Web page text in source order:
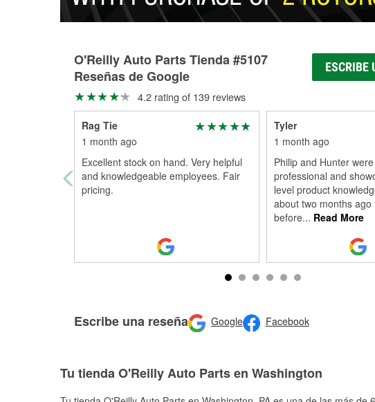
O'Reilly Auto Parts Tienda #5107
Reseñas de Google
ESCRIBE
4.2 rating of 139 reviews
Rag Tie
1 month ago
Excellent stock on hand. Very helpful
and knowledgeable employees. Fair
pricing.
Tyler
1 month ago
Philip and Hunter
professional and
level product
about two months ago
before... Read More
Escribe una reseña Google Facebook
Tu tienda O'Reilly Auto Parts en Washington